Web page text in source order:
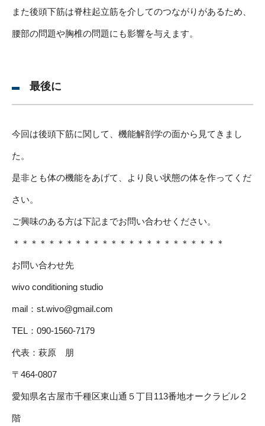
また後頭下筋は脊柱起立筋を介してのつながりがあるため、
腰部の問題や胸椎の問題にも影響を与えます。
最後に
今回は後頭下筋に関して、機能解剖学の面から見てきまし
た。
是非とも体の機能をあげて、より良い状態の体を作ってくだ
さい。
ご興味のある方は下記までお問い合わせください。
＊＊＊＊＊＊＊＊＊＊＊＊＊＊＊＊＊＊＊＊＊＊＊＊
お問い合わせ先
wivo conditioning studio
mail： st.wivo@gmail.com
TEL：090-1560-7179
代表：萩原 朋
〒464-0807
愛知県名古屋市千種区東山通５丁目113番地オークラビル２
階